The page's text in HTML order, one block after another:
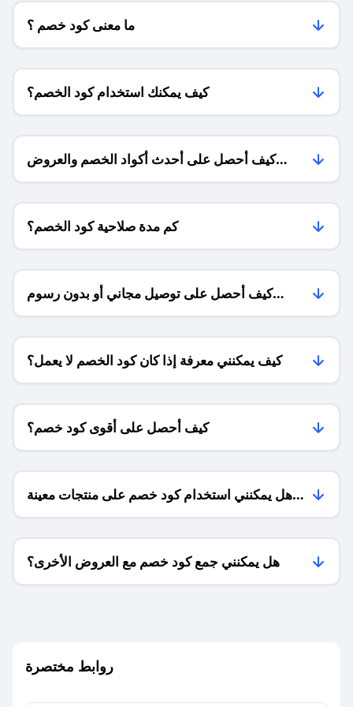
ما معنى كود خصم ؟
كيف يمكنك استخدام كود الخصم؟
كيف أحصل على أحدث أكواد الخصم والعروض
للمتاجر؟
كم مدة صلاحية كود الخصم؟
كيف أحصل على توصيل مجاني أو بدون رسوم
الشحن ؟
كيف يمكنني معرفة إذا كان كود الخصم لا يعمل؟
كيف أحصل على أقوى كود خصم؟
هل يمكنني استخدام كود خصم على منتجات معينة
فقط؟
هل يمكنني جمع كود خصم مع العروض الأخرى؟
روابط مختصرة